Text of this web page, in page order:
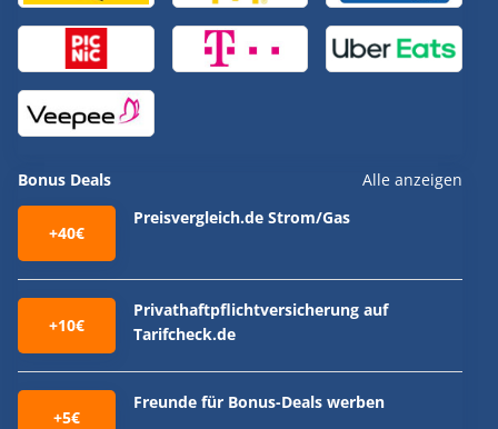
Bonus Deals Alle anzeigen
+40€
Preisvergleich.de Strom/Gas
+10€
Privathaftpflichtversicherung auf
Tarifcheck.de
+5€
Freunde für Bonus-Deals werben